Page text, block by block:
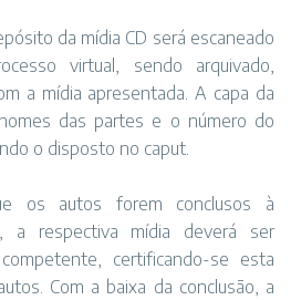
da mídia CD será escaneado
virtual, sendo arquivado,
a mídia apresentada. A capa da
das partes e o número do
o disposto no caput.
os autos forem conclusos à
a respectiva mídia deverá ser
certificando-se esta
Com a baixa da conclusão, a